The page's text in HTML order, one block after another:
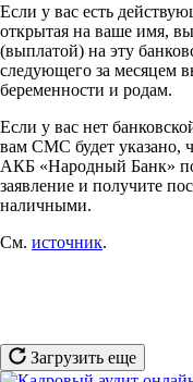
Если у вас есть
открытая на ваше имя,
(выплатой) на эту
следующего за месяцем
беременности и родам.
Если у вас нет
вам СМС будет указано,
АКБ «Народный Банк»
заявление и получите
наличными.
См. источник.
Загрузить еще